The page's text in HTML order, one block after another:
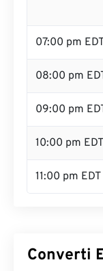
07:00 pm
08:00 pm
09:00 pm
10:00 pm EDT
11:00 pm EDT
Converti